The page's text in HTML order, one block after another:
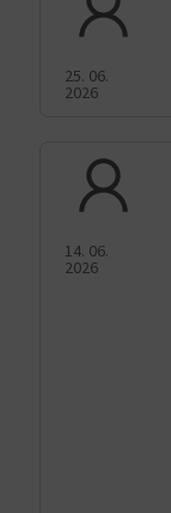
25. 06.
2026
14. 06.
2026